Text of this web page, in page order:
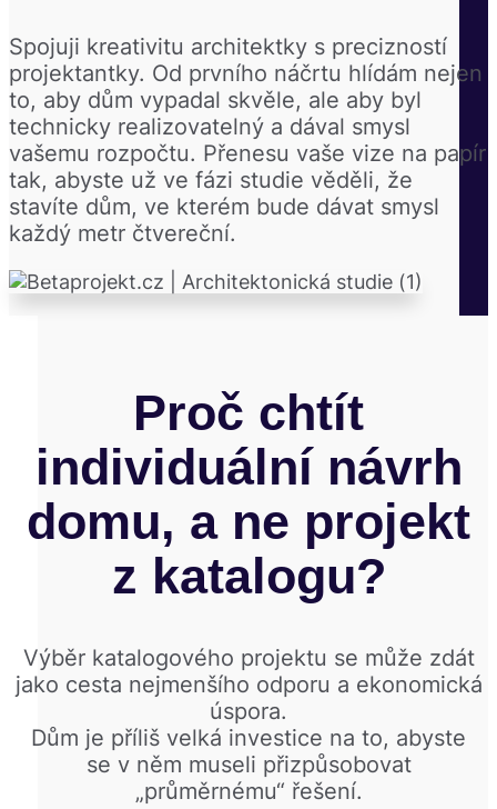
Spojuji kreativitu architektky s precizností
projektantky. Od prvního náčrtu hlídám nejen
to, aby dům vypadal skvěle, ale aby byl
technicky realizovatelný a dával smysl
vašemu rozpočtu. Přenesu vaše vize na papír
tak, abyste už ve fázi studie věděli, že
stavíte dům, ve kterém bude dávat smysl
každý metr čtvereční.
Proč chtít
individuální návrh
domu, a ne projekt
z katalogu?
Výběr katalogového projektu se může zdát
jako cesta nejmenšího odporu a ekonomická
úspora.
Dům je příliš velká investice na to, abyste
se v něm museli přizpůsobovat
„průměrnému“ řešení.